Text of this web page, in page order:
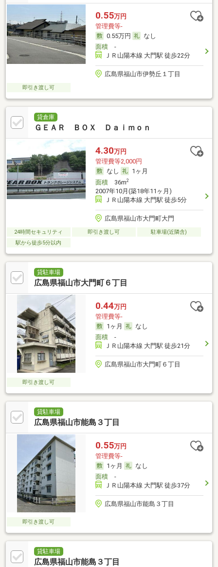
0.55万円
管理費等-
0.55万円
なし
面積-
ＪＲ山陽本線 大門駅 徒歩22分
広島県福山市伊勢丘１丁目
即引き渡し可
貸倉庫
ＧＥＡＲ ＢＯＸ Ｄａｉｍｏｎ
4.30万円
管理費等2,000円
なし
1ヶ月
面積36m2
2007年10月(築18年11ヶ月)
ＪＲ山陽本線 大門駅 徒歩5分
広島県福山市大門町大門
24時間セキュリティ 即引き渡し可
駐車場(近隣含)
駅から徒歩5分以内
貸駐車場
広島県福山市大門町６丁目
0.44万円
管理費等-
1ヶ月
なし
面積-
ＪＲ山陽本線 大門駅 徒歩21分
広島県福山市大門町６丁目
即引き渡し可
貸駐車場
広島県福山市能島３丁目
0.55万円
管理費等-
1ヶ月
なし
面積-
ＪＲ山陽本線 大門駅 徒歩37分
広島県福山市能島３丁目
即引き渡し可
貸駐車場
広島県福山市能島３丁目